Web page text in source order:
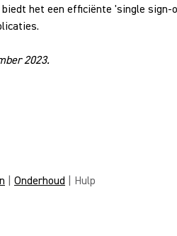
het een efficiënte 'single sign-
2023.
Onderhoud | Hulp